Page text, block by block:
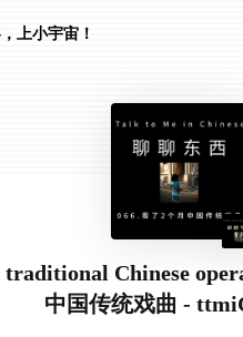
上小宇宙！
traditional Chinese
中国传统戏曲 -